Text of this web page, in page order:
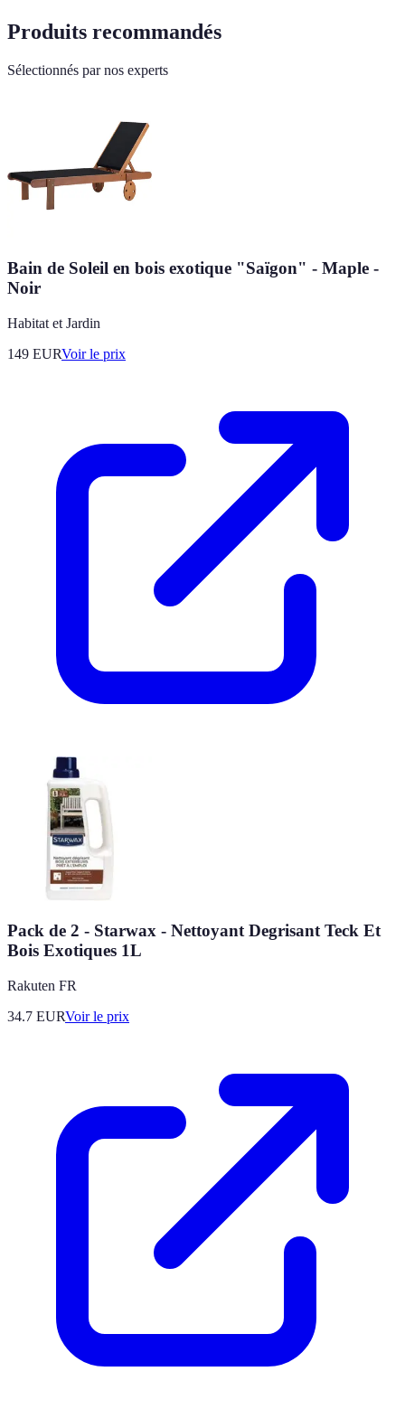
Produits recommandés
Sélectionnés par nos experts
Bain de Soleil en bois exotique "Saïgon" - Maple -
Noir
Habitat et Jardin
149 EURVoir le prix
Pack de 2 - Starwax - Nettoyant Degrisant Teck Et
Bois Exotiques 1L
Rakuten FR
34.7 EURVoir le prix